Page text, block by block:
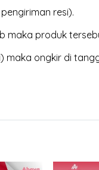
resi).
maka produk
maka ongkir di